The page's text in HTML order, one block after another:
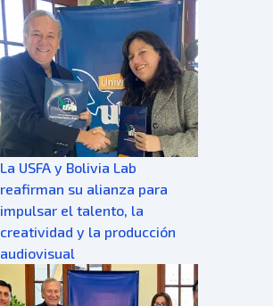
La USFA y Bolivia Lab
reafirman su alianza para
impulsar el talento, la
creatividad y la producción
audiovisual